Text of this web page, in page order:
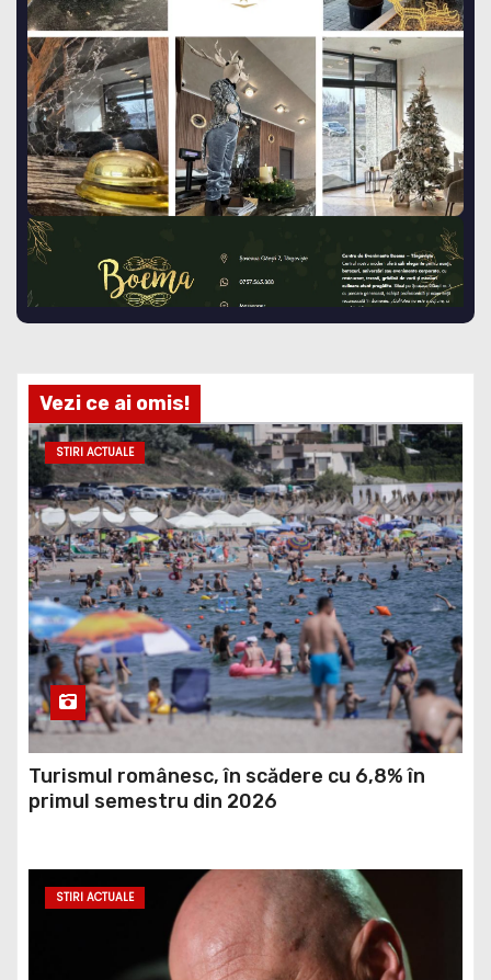
Vezi ce ai omis!
STIRI ACTUALE
Turismul românesc, în scădere cu 6,8% în
primul semestru din 2026
STIRI ACTUALE